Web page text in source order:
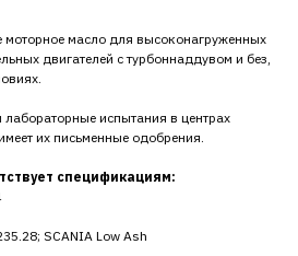
моторное масло для высоконагруженных
двигателей с турбоннаддувом и без,
испытания в центрах
их письменные одобрения.
спецификациям:
SCANIA Low Ash